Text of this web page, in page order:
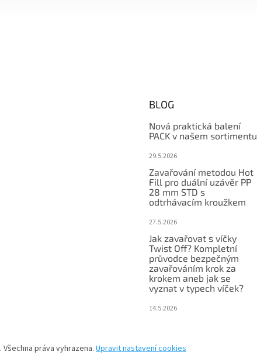
BLOG
Nová praktická balení
PACK v našem sortimentu
29.5.2026
Zavařování metodou Hot
Fill pro duální uzávěr PP
28 mm STD s
odtrhávacím kroužkem
27.5.2026
Jak zavařovat s víčky
Twist Off? Kompletní
průvodce bezpečným
zavařováním krok za
krokem aneb jak se
vyznat v typech víček?
14.5.2026
. Všechna práva vyhrazena. Upravit nastavení cookies